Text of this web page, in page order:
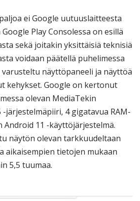
ei Google uutuuslaitteesta
Play Consolessa on esillä
sekä joitakin yksittäisiä teknisiä
voidaan päätellä puhelimessa
näyttöpaneeli ja näyttöä
kehykset. Google on kertonut
olevan MediaTekin
järjestelmäpiiri, 4 gigatavua RAM-
Android 11 -käyttöjärjestelmä.
näytön olevan tarkkuudeltaan
aikaisempien tietojen mukaan
5,5 tuumaa.